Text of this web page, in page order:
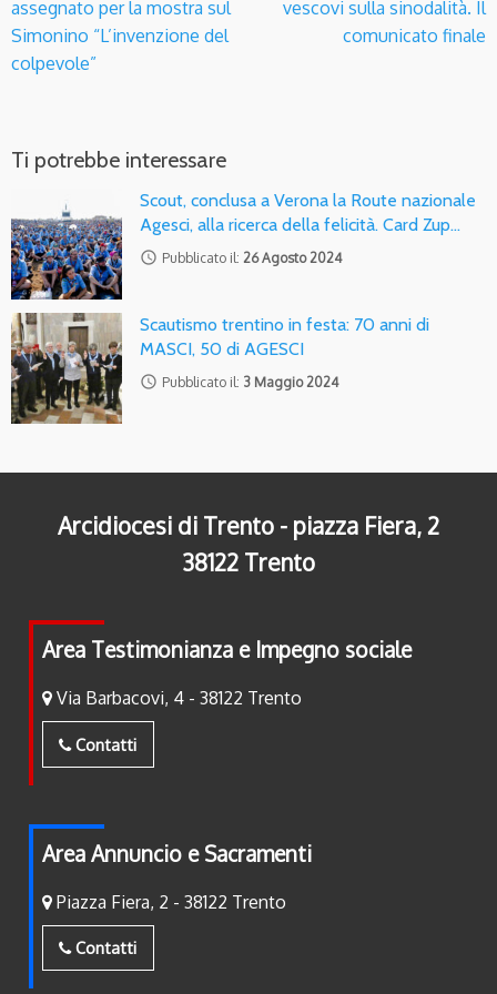
assegnato per la mostra sul
Simonino “L’invenzione del
colpevole”
vescovi sulla sinodalità. Il
comunicato finale
Ti potrebbe interessare
Scout, conclusa a Verona la Route nazionale
Agesci, alla ricerca della felicità. Card Zup…
access_time Pubblicato il: 26 Agosto 2024
Scautismo trentino in festa: 70 anni di
MASCI, 50 di AGESCI
access_time Pubblicato il: 3 Maggio 2024
Arcidiocesi di Trento - piazza Fiera, 2
38122 Trento
Area Testimonianza e Impegno sociale
Via Barbacovi, 4 - 38122 Trento
Contatti
Area Annuncio e Sacramenti
Piazza Fiera, 2 - 38122 Trento
Contatti